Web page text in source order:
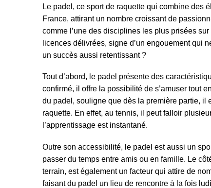
Le padel, ce sport de raquette qui combine des
France, attirant un nombre croissant de
comme l’une des disciplines les plus prisées
licences délivrées, signe d’un engouement qui
un succès aussi retentissant ?
Tout d’abord, le padel présente des
confirmé, il offre la possibilité de s’amuser tout
du padel, souligne que dès la première partie, il
raquette. En effet, au tennis, il peut falloir
l’apprentissage est instantané.
Outre son accessibilité, le padel est aussi un
passer du temps entre amis ou en famille. Le
terrain, est également un facteur qui attire de
faisant du padel un lieu de rencontre à la fois